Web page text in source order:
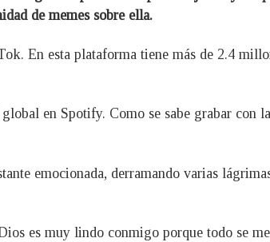
de memes sobre ella.
En esta plataforma tiene más de 2.4
en Spotify. Como se sabe grabar con
emocionada, derramando varias
es muy lindo conmigo porque todo se